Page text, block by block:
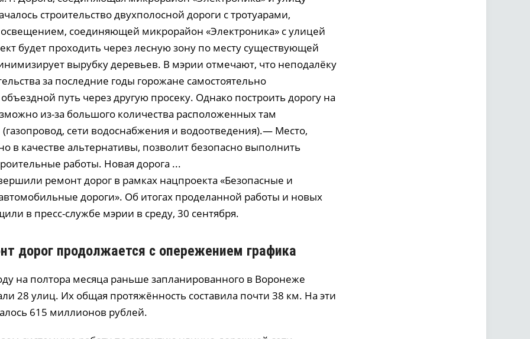
строительство двухполосной дороги с тротуарами,
соединяющей микрорайон «Электроника» с улицей
будет проходить через лесную зону по месту существующей
вырубку деревьев. В мэрии отмечают, что неподалёку
за последние годы горожане самостоятельно
путь через другую просеку. Однако построить дорогу на
из-за большого количества расположенных там
сети водоснабжения и водоотведения).— Место,
в качестве альтернативы, позволит безопасно выполнить
работы. Новая дорога ...
ремонт дорог в рамках нацпроекта «Безопасные и
дороги». Об итогах проделанной работы и новых
в пресс-службе мэрии в среду, 30 сентября.
дорог продолжается с опережением графика
на полтора месяца раньше запланированного в Воронеже
28 улиц. Их общая протяжённость составила почти 38 км. На эти
615 миллионов рублей.